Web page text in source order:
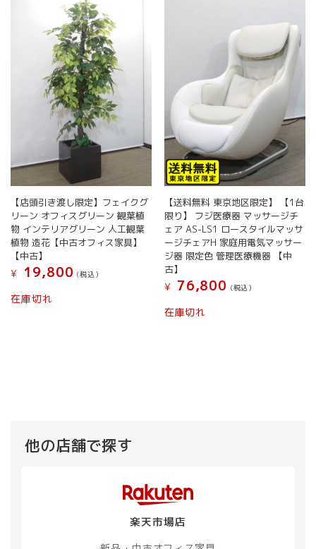
【店頭引き渡し限定】フェイクグ
リーン オフィスグリーン 観葉植
物 インテリアグリーン 人工観葉
植物 造花【中古オフィス家具】
【中古】
¥
19,800 (税込）
在庫切れ
【送料無料 東京地区限定】 【1台
限り】 フジ医療器 マッサージチ
ェア AS-LS1 ロースタイルマッサ
ージチェアH 家庭用電気マッサー
ジ器 限定色 管理医療機器 【中
古】
¥
76,800 (税込）
在庫切れ
他の店舗で探す
楽天市場店